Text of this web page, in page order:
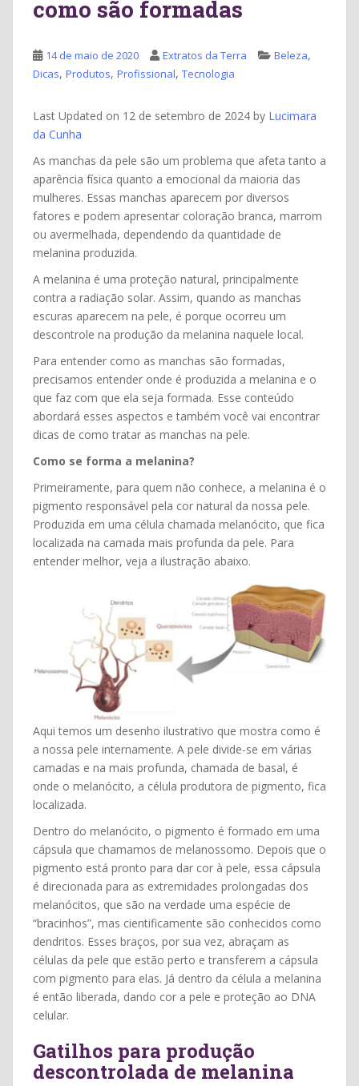
como são formadas
14 de maio de 2020 Extratos da Terra Beleza,
Dicas, Produtos, Profissional, Tecnologia
Last Updated on 12 de setembro de 2024 by Lucimara
da Cunha
As manchas da pele são um problema que afeta tanto a
aparência física quanto a emocional da maioria das
mulheres. Essas manchas aparecem por diversos
fatores e podem apresentar coloração branca, marrom
ou avermelhada, dependendo da quantidade de
melanina produzida.
A melanina é uma proteção natural, principalmente
contra a radiação solar. Assim, quando as manchas
escuras aparecem na pele, é porque ocorreu um
descontrole na produção da melanina naquele local.
Para entender como as manchas são formadas,
precisamos entender onde é produzida a melanina e o
que faz com que ela seja formada. Esse conteúdo
abordará esses aspectos e também você vai encontrar
dicas de como tratar as manchas na pele.
Como se forma a melanina?
Primeiramente, para quem não conhece, a melanina é o
pigmento responsável pela cor natural da nossa pele.
Produzida em uma célula chamada melanócito, que fica
localizada na camada mais profunda da pele. Para
entender melhor, veja a ilustração abaixo.
Aqui temos um desenho ilustrativo que mostra como é
a nossa pele internamente. A pele divide-se em várias
camadas e na mais profunda, chamada de basal, é
onde o melanócito, a célula produtora de pigmento, fica
localizada.
Dentro do melanócito, o pigmento é formado em uma
cápsula que chamamos de melanossomo. Depois que o
pigmento está pronto para dar cor à pele, essa cápsula
é direcionada para as extremidades prolongadas dos
melanócitos, que são na verdade uma espécie de
“bracinhos”, mas cientificamente são conhecidos como
dendritos. Esses braços, por sua vez, abraçam as
células da pele que estão perto e transferem a cápsula
com pigmento para elas. Já dentro da célula a melanina
é então liberada, dando cor a pele e proteção ao DNA
celular.
Gatilhos para produção
descontrolada de melanina